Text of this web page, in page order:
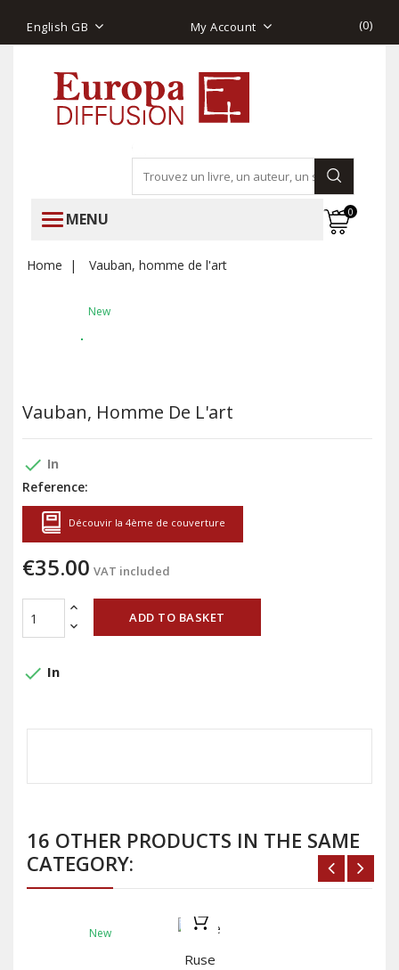
English GB My Account (0)
MENU 0
Home Vauban, homme de l'art
New
Vauban, Homme De L'art
done In
Reference:
Découvir la 4ème de couverture
€35.00 VAT included
ADD TO BASKET
done In
16 OTHER PRODUCTS IN THE SAME
CATEGORY:
New
Ruse